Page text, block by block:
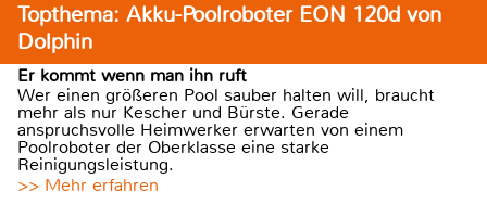
Topthema: Akku-Poolroboter EON 120d von
Dolphin
Er kommt wenn man ihn ruft
Wer einen größeren Pool sauber halten will, braucht
mehr als nur Kescher und Bürste. Gerade
anspruchsvolle Heimwerker erwarten von einem
Poolroboter der Oberklasse eine starke
Reinigungsleistung.
>> Mehr erfahren